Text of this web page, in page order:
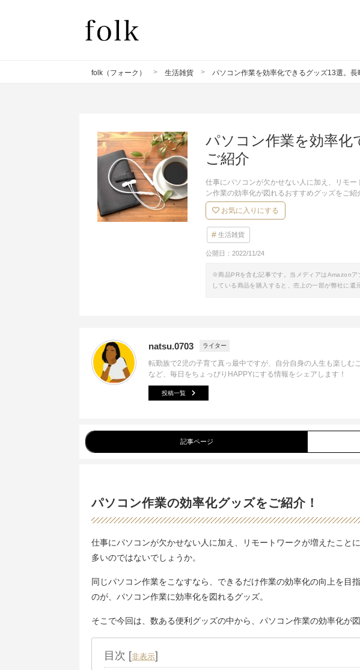
folk（フォーク） 生活雑貨 パソコン作業を効率化できるグッズ13選。
パソコン作業を効率
ご紹介
仕事にパソコンが欠かせない人に加え、リモ
ン作業の効率化が図れるおすすめグッズをご紹
お気に入りにする
生活雑貨
公開日： 2022/11/24
※商品PRを含む記事です。当メディアはAmazonア
している商品を購入すると、売上の一部が弊社に還
natsu.0703 ライター
転勤族で2児の子育て真っ最中ですが、自分自身の人生も楽しむ
など、毎日をちょっぴりHAPPYにする情報をシェアします！
投稿一覧
記事ページ
パソコン作業の効率化グッズをご紹介！
仕事にパソコンが欠かせない人に加え、リモートワークが増えたこと
多いのではないでしょうか。
同じパソコン作業をこなすなら、できるだけ作業の効率化の向上を目
のが、パソコン作業に効率化を図れるグッズ。
そこで今回は、数ある便利グッズの中から、パソコン作業の効率化が
目次 [非表示]